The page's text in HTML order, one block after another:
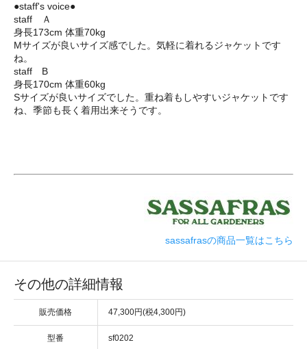
●staff's voice●
staff Ａ
身長173cm 体重70kg
Mサイズが良いサイズ感でした。気軽に着れるジャケットです
ね。
staff B
身長170cm 体重60kg
Sサイズが良いサイズでした。重ね着もしやすいジャケットです
ね、季節も長く着用出来そうです。
sassafrasの商品一覧はこちら
その他の詳細情報
販売価格 47,300円(税4,300円)
型番 sf0202